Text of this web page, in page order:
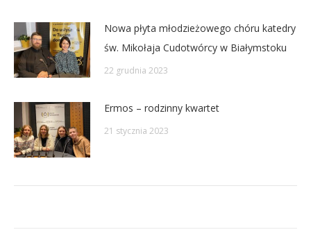
Nowa płyta młodzieżowego chóru katedry
św. Mikołaja Cudotwórcy w Białymstoku
22 grudnia 2023
Ermos – rodzinny kwartet
21 stycznia 2023